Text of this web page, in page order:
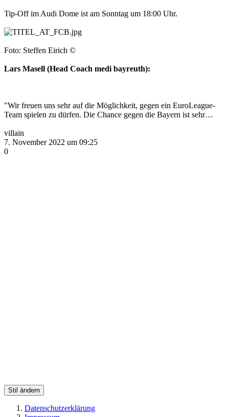
Tip-Off im Audi Dome ist am Sonntag um 18:00 Uhr.
Foto: Steffen Eirich ©️
Lars Masell (Head Coach medi bayreuth):
"Wir freuen uns sehr auf die Möglichkeit, gegen ein EuroLeague-
Team spielen zu dürfen. Die Chance gegen die Bayern ist sehr…
villain
7. November 2022 um 09:25
0
Stil ändern
Datenschutzerklärung